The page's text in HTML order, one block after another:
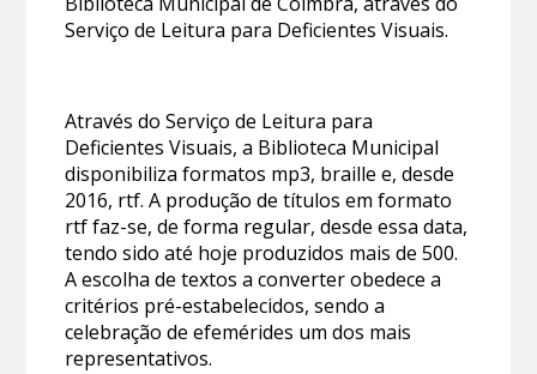
Serviço de Leitura para Deficientes Visuais.
Através do Serviço de Leitura para
Deficientes Visuais, a Biblioteca Municipal
disponibiliza formatos mp3, braille e, desde
2016, rtf. A produção de títulos em formato
rtf faz-se, de forma regular, desde essa data,
tendo sido até hoje produzidos mais de 500.
A escolha de textos a converter obedece a
critérios pré-estabelecidos, sendo a
celebração de efemérides um dos mais
representativos.